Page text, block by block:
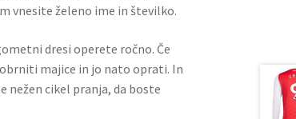
vnesite želeno ime in številko.
dresi operete ročno. Če
majice in jo nato oprati. In
cikel pranja, da boste